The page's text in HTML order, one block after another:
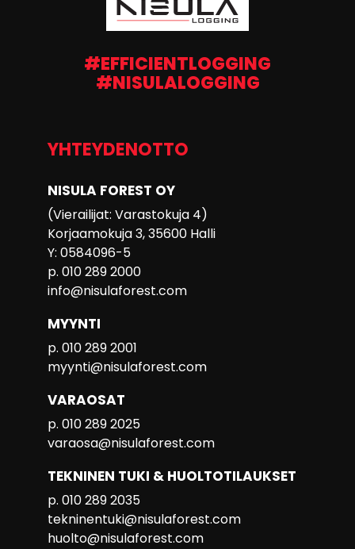
#EFFICIENTLOGGING
#NISULALOGGING
YHTEYDENOTTO
NISULA FOREST OY
(Vierailijat: Varastokuja 4)
Korjaamokuja 3, 35600 Halli
Y: 0584096-5
p. 010 289 2000
info@nisulaforest.com
MYYNTI
p. 010 289 2001
myynti@nisulaforest.com
VARAOSAT
p. 010 289 2025
varaosa@nisulaforest.com
TEKNINEN TUKI & HUOLTOTILAUKSET
p. 010 289 2035
tekninentuki@nisulaforest.com
huolto@nisulaforest.com